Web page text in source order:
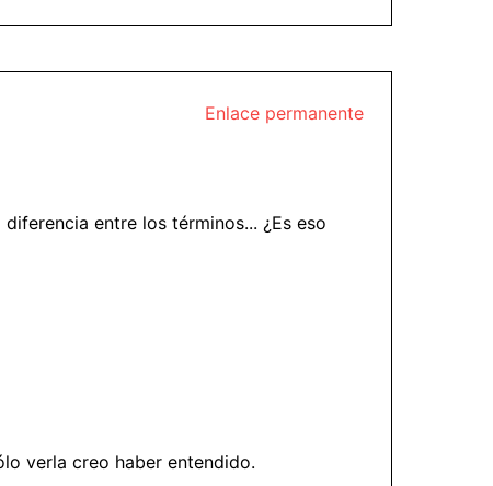
Enlace permanente
entre los términos... ¿Es eso
verla creo haber entendido.